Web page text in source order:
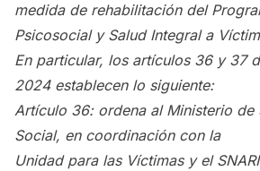
medida de rehabilitación del
Psicosocial y Salud Integral a
En particular, los artículos 36 y 37
2024 establecen lo siguiente:
Artículo 36: ordena al Ministerio de
Social, en coordinación con la
Unidad para las Víctimas y el